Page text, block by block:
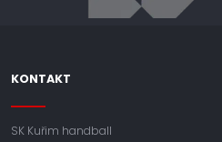
KONTAKT
SK Kuřim handball